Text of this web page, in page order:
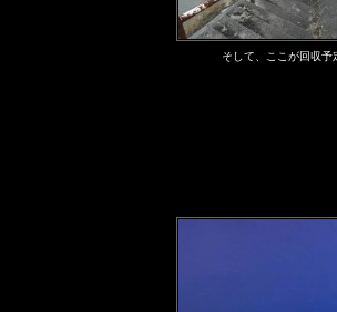
そして、ここが回収予